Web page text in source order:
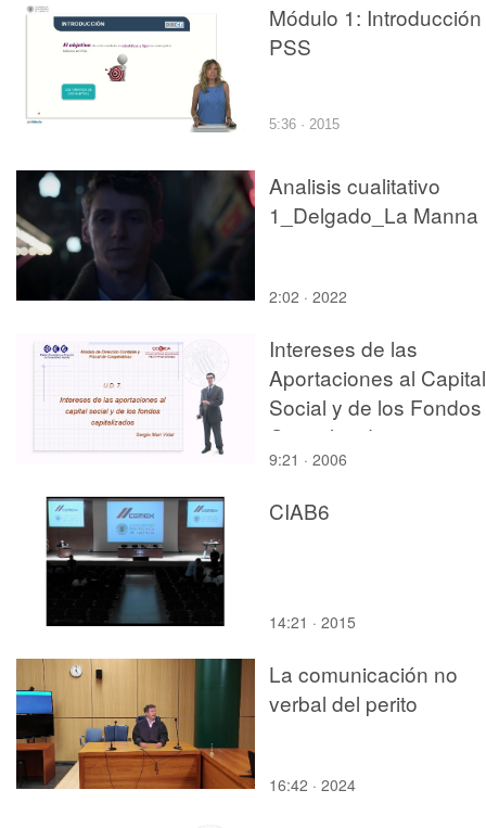
Módulo 1: Introducción
PSS
5:36 · 2015
Analisis cualitativo
1_Delgado_La Manna
2:02 · 2022
Intereses de las
Aportaciones al Capital
Social y de los Fondos
Capitalizados
9:21 · 2006
CIAB6
14:21 · 2015
La comunicación no
verbal del perito
16:42 · 2024